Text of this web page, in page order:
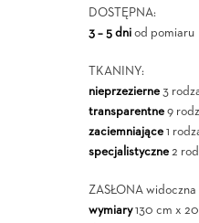
DOSTĘPNA:
3 – 5 dniod pomiaru
TKANINY:
nieprzezierne3
transparentne9
zaciemniające1
specjalistyczne2
ZASŁONA widoczna
wymiary130 cm x